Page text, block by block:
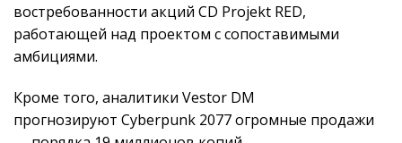
востребованности акций CD Projekt RED,
работающей над проектом с сопоставимыми
амбициями.
Кроме того, аналитики Vestor DM
прогнозируют Cyberpunk 2077 огромные продажи